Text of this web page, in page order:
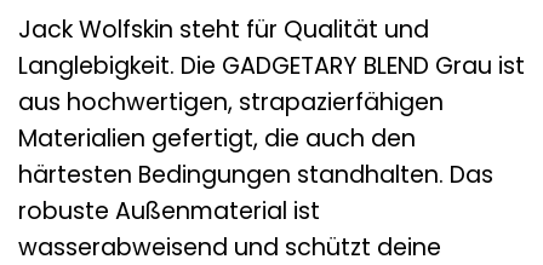
Jack Wolfskin steht für Qualität und
Langlebigkeit. Die GADGETARY BLEND Grau ist
aus hochwertigen, strapazierfähigen
Materialien gefertigt, die auch den
härtesten Bedingungen standhalten. Das
robuste Außenmaterial ist
wasserabweisend und schützt deine